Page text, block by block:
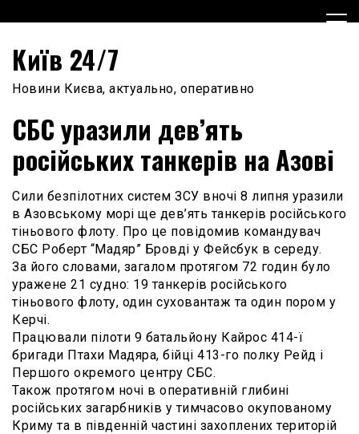
to
Київ 24/7
Новини Києва, актуально, оперативно
СБС уразили дев’ять
російських танкерів на Азові
Сили безпілотних систем ЗCУ вночі 8 липня уразили
в Азовському морі ще дев’ять танкерів російського
тіньового флоту. Про це повідомив командувач
СБС Роберт “Мадяр” Бровді у Фейсбук в середу.
За його словами, загалом протягом 72 годин було
уражене 21 судно: 19 танкерів російського
тіньового флоту, один суховантаж та один пором у
Керчі.
Працювали пілоти 9 батальйону Кайрос 414-ї
бригади Птахи Мадяра, бійці 413-го полку Рейд і
Першого окремого центру СБС.
Також протягом ночі в оперативній глибині
російських загарбників у тимчасово окупованому
Криму та в південній частині захоплених територій